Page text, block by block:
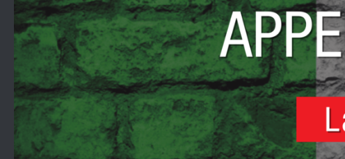
Salta al contenuto